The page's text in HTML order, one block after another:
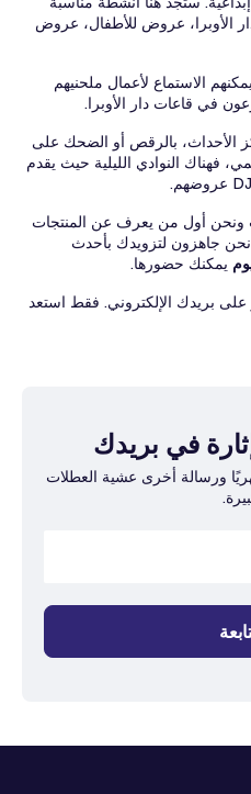
الأوبرا، عروض للأطفال، عروض
الاستماع لأعمال ملحنيهم
في قاعات دار الأوبرا.
بالرقص أو الضحك على
فهناك النوادي الليلية حيث يقدم
ونحن أول من يعرف عن المنتجات
نحن جاهزون لتزويدك بأحدث
يمكنك حضورها.
على بريدك الإلكتروني. فقط استعد
في بريدك
ورسالة أخرى عشية العطلات